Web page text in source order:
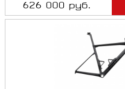
626 000 руб.